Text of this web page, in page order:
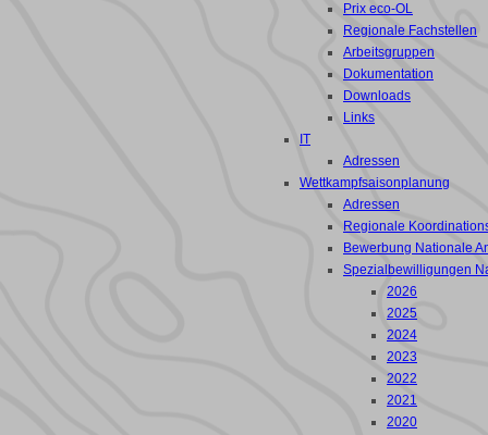
Prix eco-OL
Regionale Fachstellen
Arbeitsgruppen
Dokumentation
Downloads
Links
IT
Adressen
Wettkampfsaisonplanung
Adressen
Regionale
Bewerbung Nationale
Spezialbewilligungen
2026
2025
2024
2023
2022
2021
2020